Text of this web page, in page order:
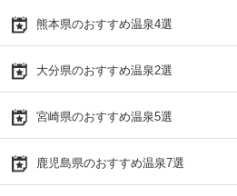
熊本県のおすすめ温泉4選
大分県のおすすめ温泉2選
宮崎県のおすすめ温泉5選
鹿児島県のおすすめ温泉7選